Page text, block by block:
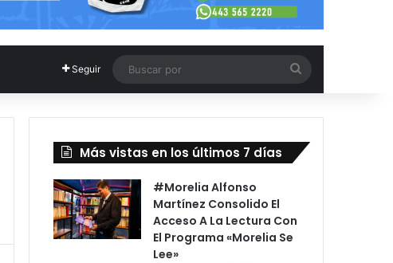
Seguir
por
Más vistas en los últimos 7 días
#Morelia Alfonso
Martínez Consolido El
Acceso A La Lectura Con
El Programa «Morelia Se
Lee»